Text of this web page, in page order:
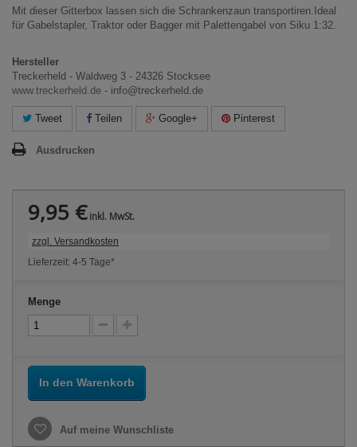
Mit dieser Gitterbox lassen sich die Schrankenzaun transportiren.Ideal
für Gabelstapler, Traktor oder Bagger mit Palettengabel von Siku 1:32.
Hersteller
Treckerheld - Waldweg 3 - 24326 Stocksee
www.treckerheld.de - info@treckerheld.de
Tweet Teilen Google+ Pinterest
Ausdrucken
9,95 €inkl. MwSt.
zzgl. Versandkosten
Lieferzeit: 4-5 Tage*
Menge
In den Warenkorb
Auf meine Wunschliste